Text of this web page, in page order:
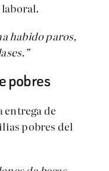
habido paros,
pobres
entrega de
pobres del